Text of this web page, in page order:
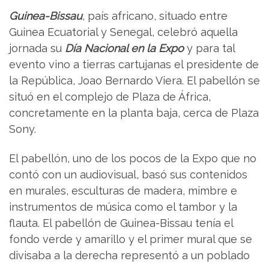
Guinea-Bissau, país africano, situado entre
Guinea Ecuatorial y Senegal, celebró aquella
jornada su Día Nacional en la Expoy para tal
evento vino a tierras cartujanas el presidente de
la República, Joao Bernardo Viera. El pabellón se
situó en el complejo de Plaza de África,
concretamente en la planta baja, cerca de Plaza
Sony.
El pabellón, uno de los pocos de la Expo que no
contó con un audiovisual, basó sus contenidos
en murales, esculturas de madera, mimbre e
instrumentos de música como el tambor y la
flauta. El pabellón de Guinea-Bissau tenía el
fondo verde y amarillo y el primer mural que se
divisaba a la derecha representó a un poblado